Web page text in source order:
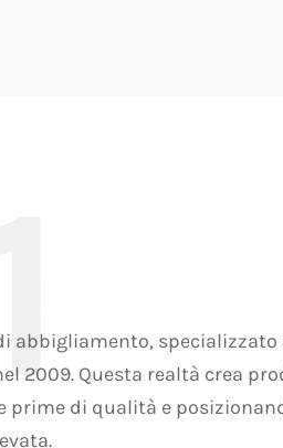
abbigliamento,
2009. Questa realtà crea
prime di qualità e